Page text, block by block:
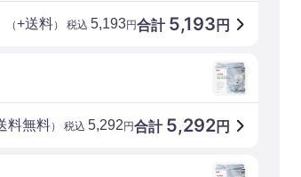
合計 5,193 円
（+送料） 税込 5,193円
合計 5,292円
料無料） 税込 5,292円